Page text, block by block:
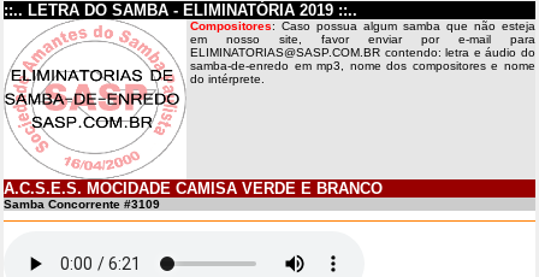
::.. LETRA DO SAMBA - ELIMINATÓRIA 2019 ::..
Compositores: Caso possua algum samba que não esteja
em nosso site, favor enviar por e-mail para
ELIMINATORIAS@SASP.COM.BR contendo: letra e áudio do
samba-de-enredo em mp3, nome dos compositores e nome
do intérprete.
A.C.S.E.S. MOCIDADE CAMISA VERDE E BRANCO
Samba Concorrente #3109